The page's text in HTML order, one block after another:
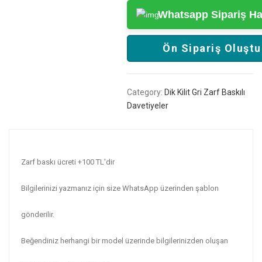
Whatsapp Sipariş
Ön Sipariş
Category: Dik Kilit Gri Zarf Baskılı
Davetiyeler
Zarf baskı ücreti +100 TL'dir
Bilgilerinizi yazmanız için size WhatsApp üzerinden şablon
gönderilir.
Beğendiniz herhangi bir model üzerinde bilgilerinizden oluşan